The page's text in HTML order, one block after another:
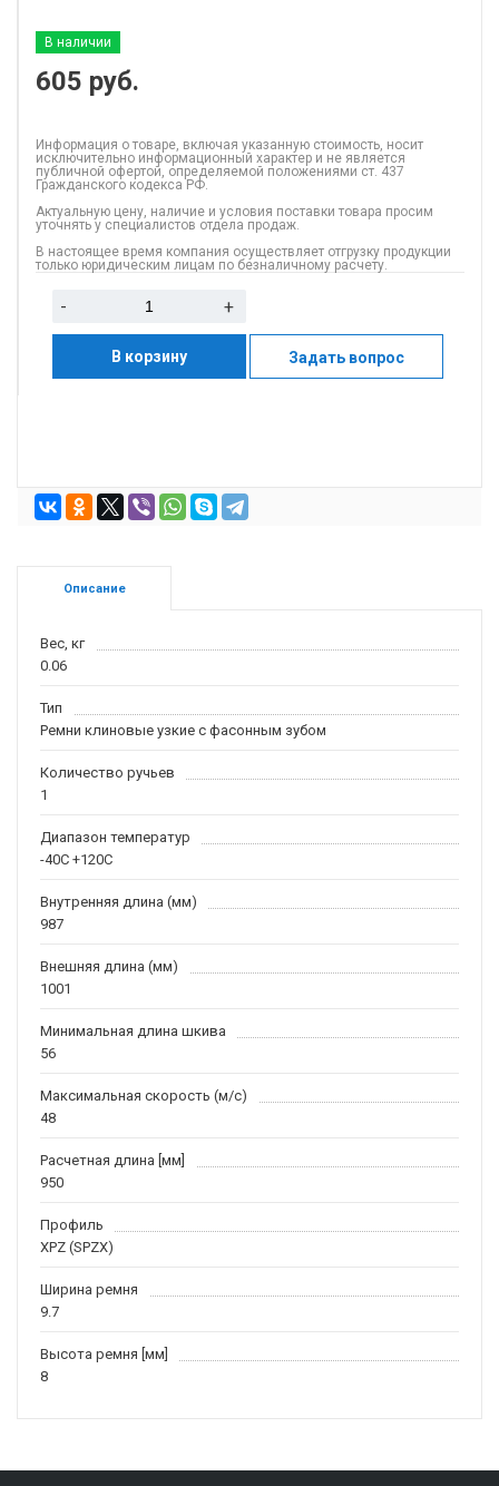
В наличии
605 руб.
Информация о товаре, включая указанную стоимость, носит
исключительно информационный характер и не является
публичной офертой, определяемой положениями ст. 437
Гражданского кодекса РФ.
Актуальную цену, наличие и условия поставки товара просим
уточнять у специалистов отдела продаж.
В настоящее время компания осуществляет отгрузку продукции
только юридическим лицам по безналичному расчету.
- +
В корзину Задать вопрос
Описание
Вес, кг
0.06
Тип
Ремни клиновые узкие с фасонным зубом
Количество ручьев
1
Диапазон температур
-40С +120С
Внутренняя длина (мм)
987
Внешняя длина (мм)
1001
Минимальная длина шкива
56
Максимальная скорость (м/c)
48
Расчетная длина [мм]
950
Профиль
XPZ (SPZX)
Ширина ремня
9.7
Высота ремня [мм]
8